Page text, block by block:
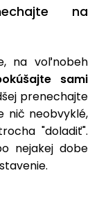
na
na voľnobeh
sami
prenechajte
nič neobvyklé,
"doladiť".
nejakej dobe